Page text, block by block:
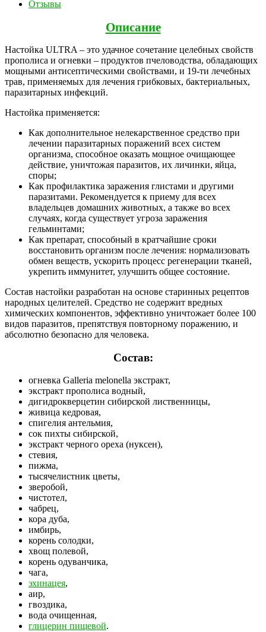
Отзывы
Описание
Настойка ULTRA – это удачное сочетание целебных свойств
прополиса и огневки – продуктов пчеловодства, обладающих
мощными антисептическими свойствами, и 19-ти лечебных
трав, применяемых для лечения грибковых, бактериальных,
паразитарных инфекций.
Настойка применяется:
Как дополнительное нелекарственное средство при
лечении паразитарных поражений всех систем
организма, способное оказать мощное очищающее
действие, уничтожая паразитов, их личинки, яйца,
споры;
Как профилактика заражения глистами и другими
паразитами. Рекомендуется к приему для всех
владельцев домашних животных, а также во всех
случаях, когда существует угроза заражения
гельминтами;
Как препарат, способный в кратчайшие сроки
восстановить организм после лечения: нормализовать
обмен веществ, ускорить процесс регенерации тканей,
укрепить иммунитет, улучшить общее состояние.
Состав настойки разработан на основе старинных рецептов
народных целителей. Средство не содержит вредных
химических компонентов, эффективно уничтожает более 100
видов паразитов, препятствуя повторному поражению, и
абсолютно безопасно для человека.
Состав:
огневка Galleria melonella экстракт,
экстракт прополиса водный,
дигидрокверцетин сибирской лиственницы,
живица кедровая,
спигелия антельмия,
сок пихты сибирской,
экстракт черного ореха (нуксен),
стевия,
пижма,
тысячелистник цветы,
зверобой,
чистотел,
чабрец,
кора дуба,
имбирь,
корень солодки,
хвощ полевой,
корень одуванчика,
чага,
эхинацея,
аир,
гвоздика,
вода очищенная,
глицерин пищевой.